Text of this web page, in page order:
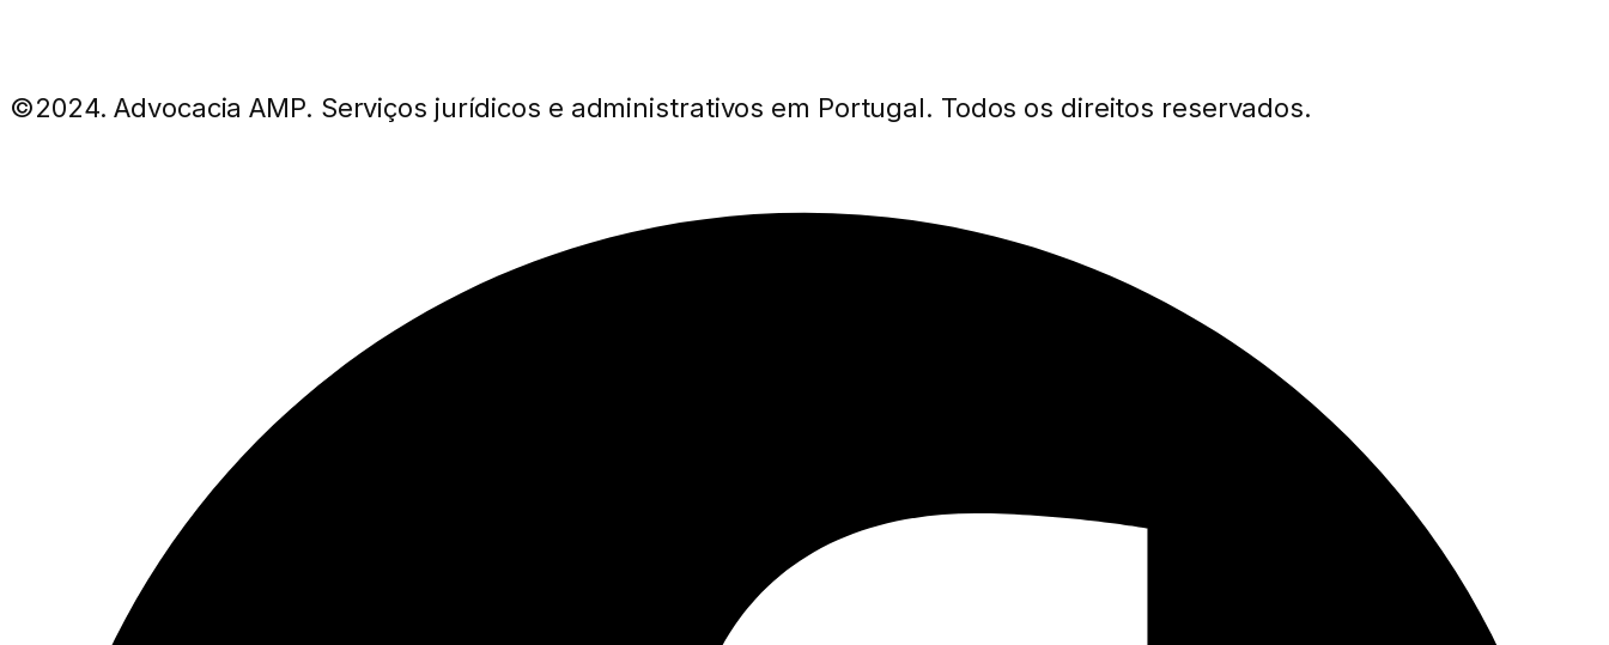
©2024. Advocacia AMP. Serviços jurídicos e administrativos em Portugal. Todos os direitos reservados.